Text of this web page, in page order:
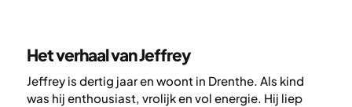
Het verhaal van Jeffrey
Jeffrey is dertig jaar en woont in Drenthe. Als kind
was hij enthousiast, vrolijk en vol energie. Hij liep